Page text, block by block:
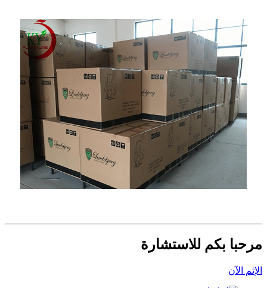
مرحبا بكم للاستشارة
الإثم الآن